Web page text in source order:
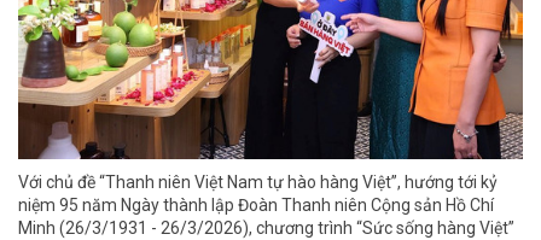
Với chủ đề “Thanh niên Việt Nam tự hào hàng Việt”, hướng tới kỷ
niệm 95 năm Ngày thành lập Đoàn Thanh niên Cộng sản Hồ Chí
Minh (26/3/1931 - 26/3/2026), chương trình “Sức sống hàng Việt”